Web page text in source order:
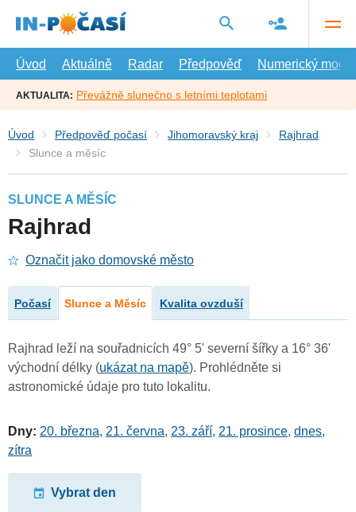
hlavní
Úvod
Aktuálně Radar Předpověď Numerický model
AKTUALITA: Převážně slunečno s letními teplotami
Úvod Předpověď počasí Jihomoravský kraj
Rajhrad
Slunce a měsíc
SLUNCE A MĚSÍC
Rajhrad
Označit jako domovské město
Počasí Slunce a Měsíc Kvalita ovzduší
Rajhrad leží na souřadnicích 49° 5' severní šířky a 16° 36'
východní délky (ukázat na mapě). Prohlédněte si
astronomické údaje pro tuto lokalitu.
Dny: 20. března, 21. června, 23. září, 21. prosince, dnes,
zítra
Vybrat den